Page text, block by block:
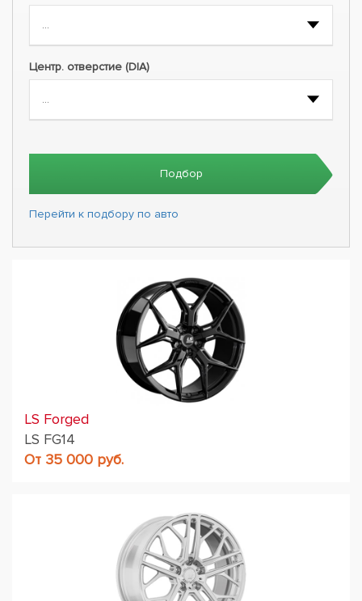
Центр. отверстие (DIA)
Подбор
Перейти к подбору по авто
LS Forged
LS FG14
От 35 000 руб.